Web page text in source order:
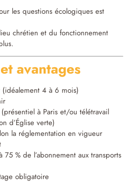
les questions écologiques est
chrétien et du fonctionnement
avantages
4 à 6 mois)
à Paris et/ou télétravail
d’Église verte)
la réglementation en vigueur
75 % de l’abonnement aux transports
obligatoire